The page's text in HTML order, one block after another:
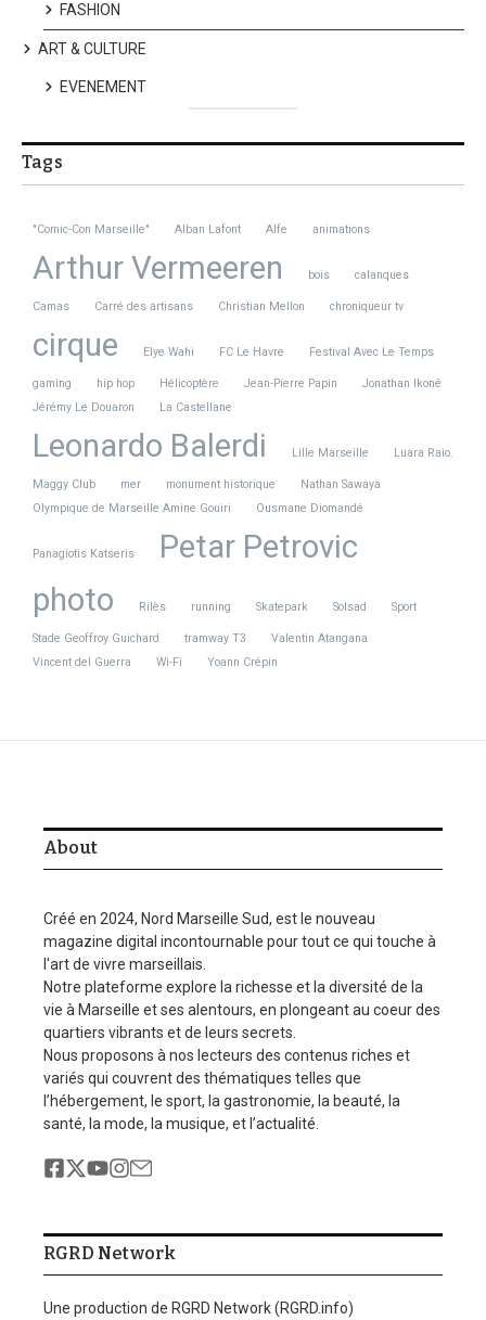
FASHION
ART & CULTURE
EVENEMENT
Tags
"Comic-Con Marseille" Alban Lafont Alfe animations
Arthur Vermeeren bois calanques
Camas Carré des artisans Christian Mellon chroniqueur tv
cirque Elye Wahi FC Le Havre Festival Avec Le Temps
gaming hip hop Hélicoptère Jean-Pierre Papin
Jonathan Ikoné
Jérémy Le Douaron
La Castellane
Leonardo Balerdi Lille Marseille Luara Raio.
Maggy Club mer monument historique
Nathan Sawaya
Olympique de Marseille Amine Gouiri
Ousmane Diomandé
Panagiotis Katseris
Petar Petrovic
photo
Rilès running Skatepark Solsad Sport
Stade Geoffroy Guichard tramway T3
Valentin Atangana
Vincent del Guerra
Wi-Fi Yoann Crépin
About
Créé en 2024, Nord Marseille Sud, est le nouveau
magazine digital incontournable pour tout ce qui touche à
l'art de vivre marseillais.
Notre plateforme explore la richesse et la diversité de la
vie à Marseille et ses alentours, en plongeant au coeur des
quartiers vibrants et de leurs secrets.
Nous proposons à nos lecteurs des contenus riches et
variés qui couvrent des thématiques telles que
l’hébergement, le sport, la gastronomie, la beauté, la
santé, la mode, la musique, et l’actualité.
RGRD Network
Une production de RGRD Network (RGRD.info)